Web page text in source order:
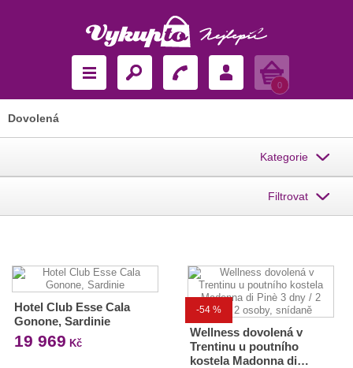
Košík
0
Dovolená
Kategorie
Filtrovat
Hotel Club Esse Cala
Gonone, Sardinie
19 969 Kč
-54 %
Wellness dovolená v
Trentinu u poutního
kostela Madonna di…